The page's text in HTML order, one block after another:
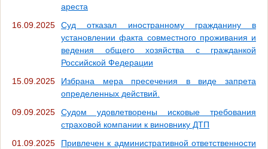
ареста
16.09.2025
Суд отказал иностранному гражданину в
установлении факта совместного проживания и
ведения общего хозяйства с гражданкой
Российской Федерации
15.09.2025
Избрана мера пресечения в виде запрета
определенных действий.
09.09.2025
Судом удовлетворены исковые требования
страховой компании к виновнику ДТП
01.09.2025
Привлечен к административной ответственности